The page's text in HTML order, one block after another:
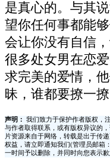
是真心的。与其
望你任何事都能
会让你没有自信
很多处女男在恋
求完美的爱情，
昧，谁都要撩一
声明：
我们致力于保护作者版权，
与作者取得联系，或有版权异议的
片资源来自于网络，转载是出于传
权益，请立即通知我们(管理员邮箱
一时间予以删除，并同时向您表示